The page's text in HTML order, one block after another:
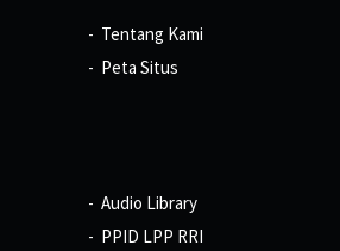
Tentang Kami
Peta Situs
Audio Library
PPID LPP RRI